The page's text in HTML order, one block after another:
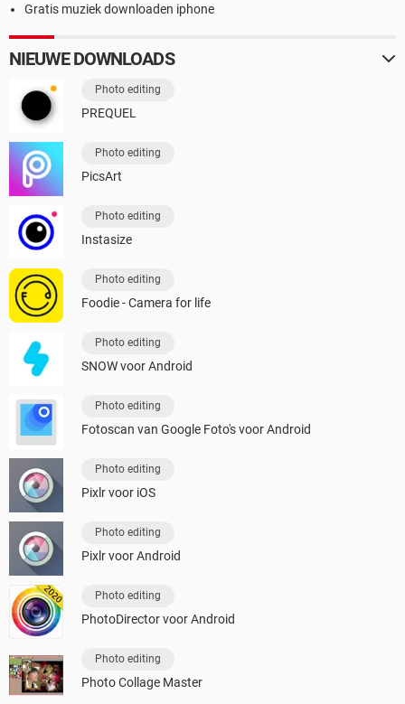
Gratis muziek downloaden iphone
NIEUWE DOWNLOADS
Photo editing
PREQUEL
Photo editing
PicsArt
Photo editing
Instasize
Photo editing
Foodie - Camera for life
Photo editing
SNOW voor Android
Photo editing
Fotoscan van Google Foto's voor Android
Photo editing
Pixlr voor iOS
Photo editing
Pixlr voor Android
Photo editing
PhotoDirector voor Android
Photo editing
Photo Collage Master